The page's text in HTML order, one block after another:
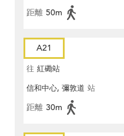
距離 50m
A21
往 紅磡站
信和中心, 彌敦道 站
距離 30m